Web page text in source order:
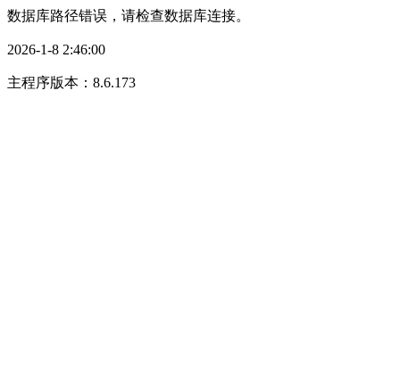
数据库路径错误，请检查数据库连接。
2026-1-8 2:46:00
主程序版本：8.6.173